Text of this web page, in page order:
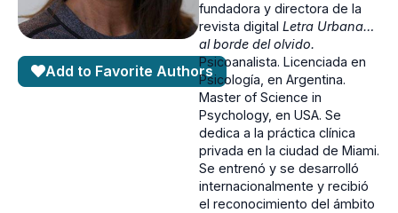
Add to Favorite Authors
fundadora y directora de la
revista digital Letra Urbana…
al borde del olvido.
Psicoanalista. Licenciada en
Psicología, en Argentina.
Master of Science in
Psychology, en USA. Se
dedica a la práctica clínica
privada en la ciudad de Miami.
Se entrenó y se desarrolló
internacionalmente y recibió
el reconocimiento del ámbito